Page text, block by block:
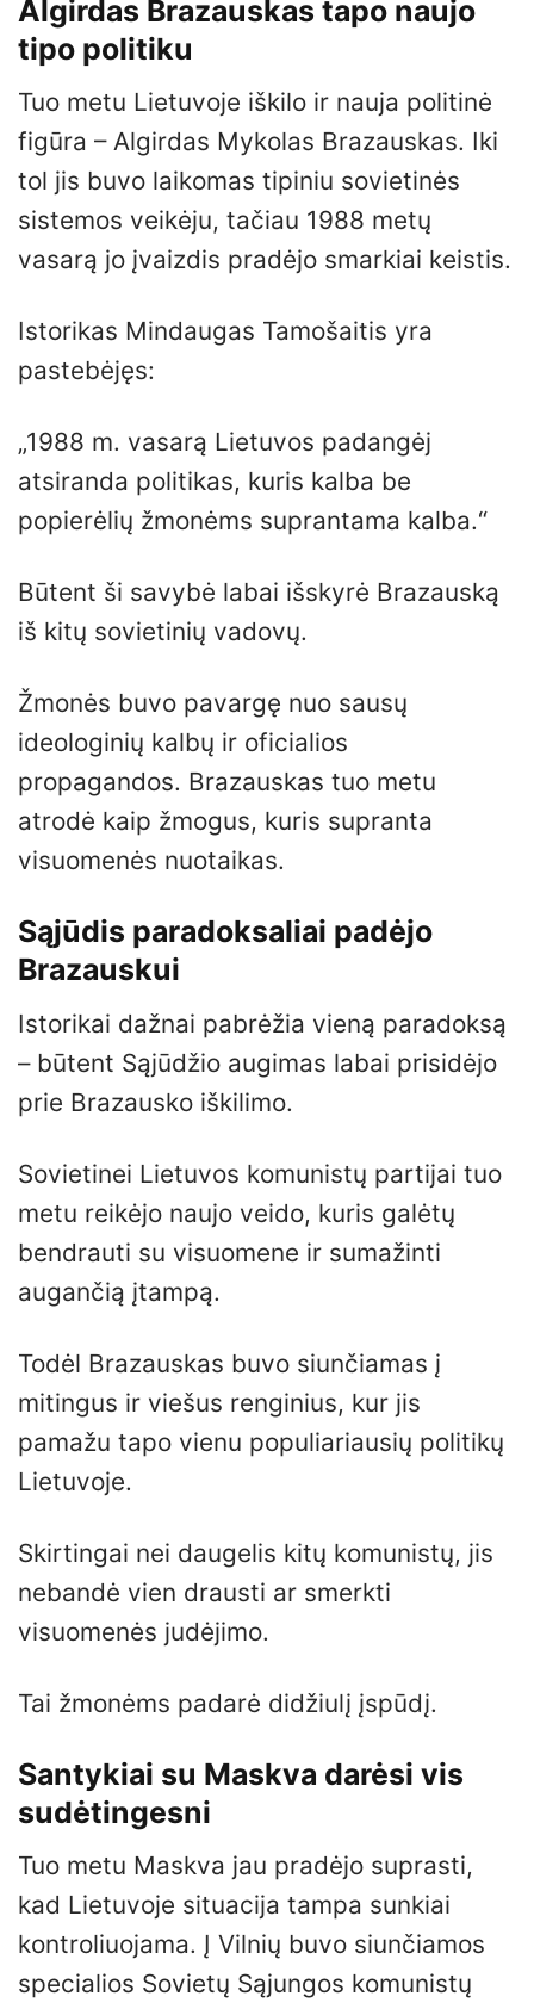
Algirdas Brazauskas tapo naujo
tipo politiku
Tuo metu Lietuvoje iškilo ir nauja politinė
figūra – Algirdas Mykolas Brazauskas. Iki
tol jis buvo laikomas tipiniu sovietinės
sistemos veikėju, tačiau 1988 metų
vasarą jo įvaizdis pradėjo smarkiai keistis.
Istorikas Mindaugas Tamošaitis yra
pastebėjęs:
„1988 m. vasarą Lietuvos padangėj
atsiranda politikas, kuris kalba be
popierėlių žmonėms suprantama kalba.“
Būtent ši savybė labai išskyrė Brazauską
iš kitų sovietinių vadovų.
Žmonės buvo pavargę nuo sausų
ideologinių kalbų ir oficialios
propagandos. Brazauskas tuo metu
atrodė kaip žmogus, kuris supranta
visuomenės nuotaikas.
Sąjūdis paradoksaliai padėjo
Brazauskui
Istorikai dažnai pabrėžia vieną paradoksą
– būtent Sąjūdžio augimas labai prisidėjo
prie Brazausko iškilimo.
Sovietinei Lietuvos komunistų partijai tuo
metu reikėjo naujo veido, kuris galėtų
bendrauti su visuomene ir sumažinti
augančią įtampą.
Todėl Brazauskas buvo siunčiamas į
mitingus ir viešus renginius, kur jis
pamažu tapo vienu populiariausių politikų
Lietuvoje.
Skirtingai nei daugelis kitų komunistų, jis
nebandė vien drausti ar smerkti
visuomenės judėjimo.
Tai žmonėms padarė didžiulį įspūdį.
Santykiai su Maskva darėsi vis
sudėtingesni
Tuo metu Maskva jau pradėjo suprasti,
kad Lietuvoje situacija tampa sunkiai
kontroliuojama. Į Vilnių buvo siunčiamos
specialios Sovietų Sąjungos komunistų